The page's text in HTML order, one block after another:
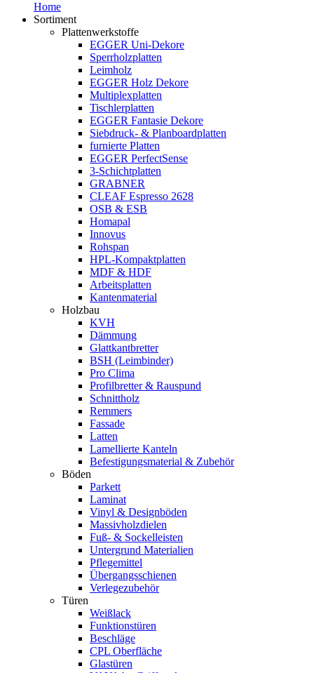
Home
Sortiment
Plattenwerkstoffe
EGGER Uni-Dekore
Sperrholzplatten
Leimholz
EGGER Holz Dekore
Multiplexplatten
Tischlerplatten
EGGER Fantasie Dekore
Siebdruck- & Planboardplatten
furnierte Platten
EGGER PerfectSense
3-Schichtplatten
GRABNER
CLEAF Espresso 2628
OSB & ESB
Homapal
Innovus
Rohspan
HPL-Kompaktplatten
MDF & HDF
Arbeitsplatten
Kantenmaterial
Holzbau
KVH
Dämmung
Glattkantbretter
BSH (Leimbinder)
Pro Clima
Profilbretter & Rauspund
Schnittholz
Remmers
Fassade
Latten
Lamellierte Kanteln
Befestigungsmaterial & Zubehör
Böden
Parkett
Laminat
Vinyl & Designböden
Massivholzdielen
Fuß- & Sockelleisten
Untergrund Materialien
Pflegemittel
Übergangsschienen
Verlegezubehör
Türen
Weißlack
Funktionstüren
Beschläge
CPL Oberfläche
Glastüren